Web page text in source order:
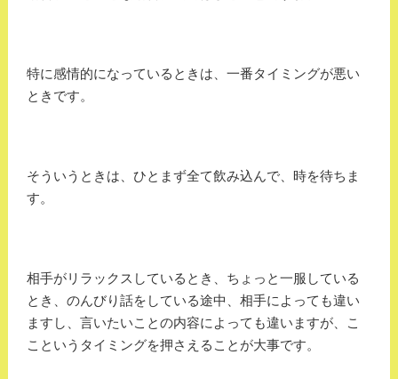
特に感情的になっているときは、一番タイミングが悪い
ときです。
そういうときは、ひとまず全て飲み込んで、時を待ちま
す。
相手がリラックスしているとき、ちょっと一服している
とき、のんびり話をしている途中、相手によっても違い
ますし、言いたいことの内容によっても違いますが、こ
こというタイミングを押さえることが大事です。